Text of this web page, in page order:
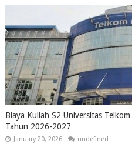
Biaya Kuliah S2 Universitas
Tahun 2026-2027
January 20, 2026 undefined